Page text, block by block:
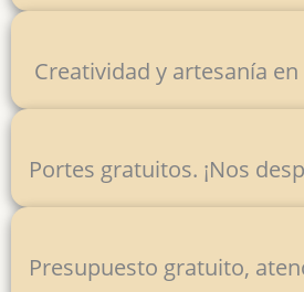
Creatividad y artesanía
Portes gratuitos. ¡Nos
Presupuesto gratuito,